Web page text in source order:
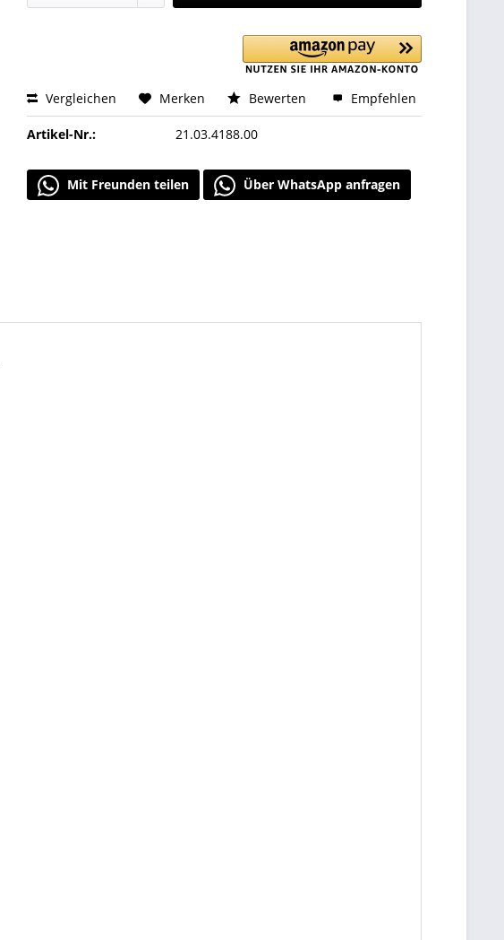
Vergleichen Merken Bewerten Empfehlen
Artikel-Nr.: 21.03.4188.00
Mit Freunden teilen Über WhatsApp anfragen